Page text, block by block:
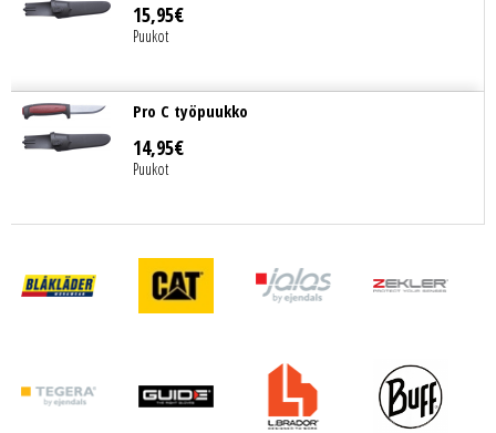
15,95€
Puukot
Pro C työpuukko
14,95€
Puukot